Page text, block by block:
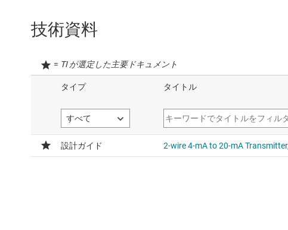
技術資料
= TI が選定した主要ドキュメント